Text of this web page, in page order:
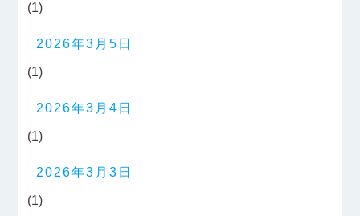
(1)
2026年3月5日
(1)
2026年3月4日
(1)
2026年3月3日
(1)